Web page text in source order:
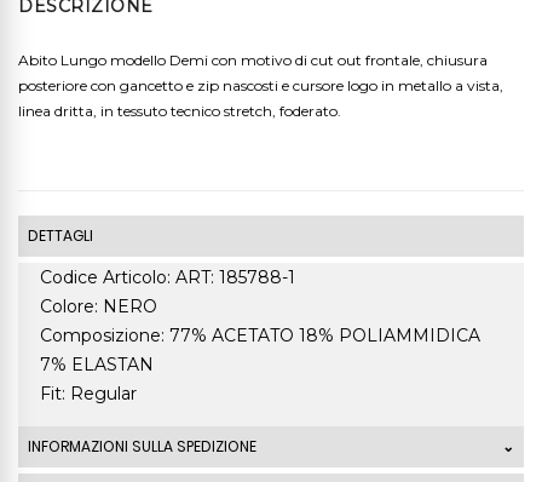
DESCRIZIONE
Abito Lungo modello Demi con motivo di cut out frontale, chiusura
posteriore con gancetto e zip nascosti e cursore logo in metallo a vista,
linea dritta, in tessuto tecnico stretch, foderato.
DETTAGLI
Codice Articolo: ART: 185788-1
Colore: NERO
Composizione: 77% ACETATO 18% POLIAMMIDICA
7% ELASTAN
Fit: Regular
INFORMAZIONI SULLA SPEDIZIONE